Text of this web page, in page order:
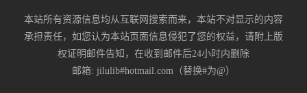
本站所有资源信息均从互联网搜索而来，本站不对显示的内容
承担责任，如您认为本站页面信息侵犯了您的权益，请附上版
权证明邮件告知，在收到邮件后24小时内删除
邮箱: jilulib#hotmail.com（替换#为@）